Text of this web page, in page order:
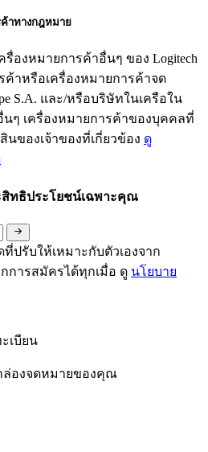
ค้าทางกฎหมาย
รื่องหมายการค้าอื่นๆ ของ Logitech
ค้าหรือเครื่องหมายการค้าจด
S.A. และ/หรือบริษัทในเครือใน
นๆ เครื่องหมายการค้าของบุคคลที่
ของเจ้าของที่เกี่ยวข้อง ดู
ทธิประโยชน์เฉพาะคุณ
ปรับให้เหมาะกับตัวเองจาก
การสมัครได้ทุกเมื่อ ดู นโยบาย
เบียน
ล่องจดหมายของคุณ